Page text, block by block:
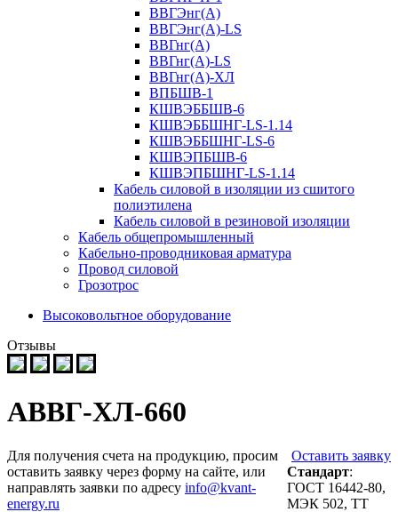
ВВГЭнг(А)
ВВГЭнг(А)-LS
ВВГнг(А)
ВВГнг(А)-LS
ВВГнг(А)-ХЛ
ВПБШВ-1
КШВЭББШВ-6
КШВЭББШНГ-LS-1.14
КШВЭББШНГ-LS-6
КШВЭПБШВ-6
КШВЭПБШНГ-LS-1.14
Кабель силовой в изоляции из сшитого
полиэтилена
Кабель силовой в резиновой изоляции
Кабель общепромышленный
Кабельно-проводниковая арматура
Провод силовой
Грозотрос
Высоковольтное оборудование
Отзывы
АВВГ-ХЛ-660
Для получения счета на продукцию, просим
оставить заявку через форму на сайте, или
направлять заявки по адресу info@kvant-
energy.ru
Оставить заявку
Стандарт:
ГОСТ 16442-80,
МЭК 502, ТТ